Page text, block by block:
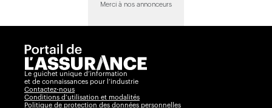
Merci à nos annonceurs
Le guichet unique d’information
et de connaissances pour l’industrie
Contactez-nous
Conditions d’utilisation et modalités
Politique de protection des données personnelles